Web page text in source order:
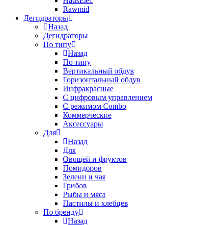
Rawmid
Дегидраторы
Назад
Дегидраторы
По типу
Назад
По типу
Вертикальный обдув
Горизонтальный обдув
Инфракрасные
С цифровым управлением
С режимом Combo
Коммерческие
Аксессуары
Для
Назад
Для
Овощей и фруктов
Помидоров
Зелени и чая
Грибов
Рыбы и мяса
Пастилы и хлебцев
По бренду
Назад